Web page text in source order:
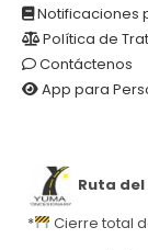
Notificaciones
Política de
Contáctenos
App para
Ruta del
* Cierre total